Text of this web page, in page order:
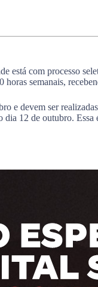
está com processo
horas semanais,
e devem ser
12 de outubro.